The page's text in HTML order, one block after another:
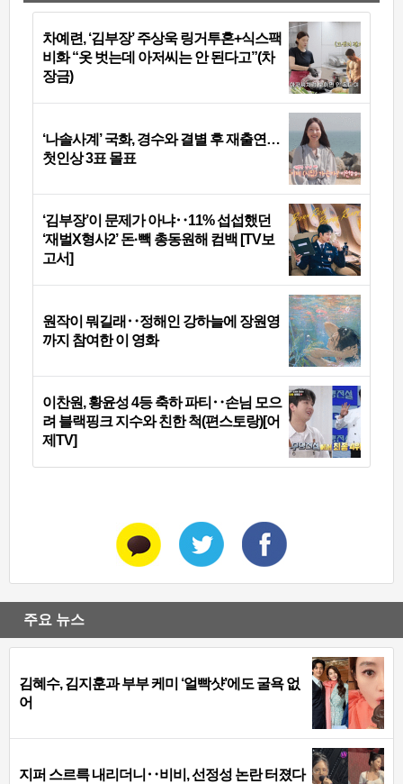
차예련, ‘김부장’ 주상욱 링거투혼+식스팩
비화 “옷 벗는데 아저씨는 안 된다고”(차
장금)
‘나솔사계’ 국화, 경수와 결별 후 재출연…
첫인상 3표 몰표
‘김부장’이 문제가 아냐‥11% 섭섭했던
‘재벌X형사2’ 돈·빽 총동원해 컴백 [TV보
고서]
원작이 뭐길래‥정해인 강하늘에 장원영
까지 참여한 이 영화
이찬원, 황윤성 4등 축하 파티‥손님 모으
려 블랙핑크 지수와 친한 척(편스토랑)[어
제TV]
주요 뉴스
김혜수, 김지훈과 부부 케미 ‘얼빡샷’에도 굴욕 없
어
지퍼 스르륵 내리더니‥비비, 선정성 논란 터졌다